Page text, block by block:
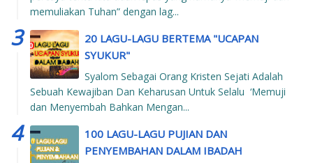
memuliakan Tuhan” dengan lag...
20 LAGU-LAGU BERTEMA "UCAPAN
SYUKUR"
Syalom Sebagai Orang Kristen Sejati Adalah
Sebuah Kewajiban Dan Keharusan Untuk Selalu ‘Memuji
dan Menyembah Bahkan Mengan...
100 LAGU-LAGU PUJIAN DAN
PENYEMBAHAN DALAM IBADAH